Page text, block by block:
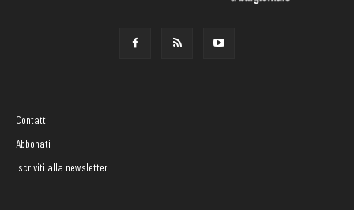
Contatti
Abbonati
Iscriviti alla newsletter